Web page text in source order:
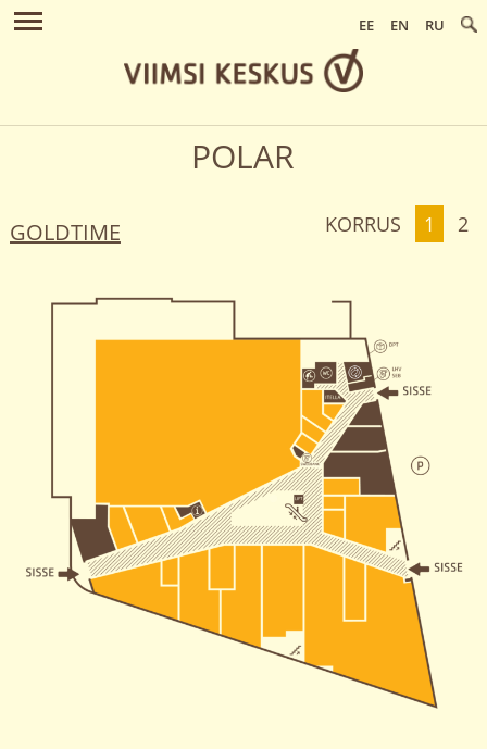
EE EN RU
POLAR
KORRUS 1 2
GOLDTIME